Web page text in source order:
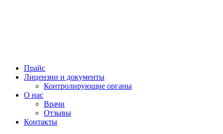
Прайс
Лицензии и документы
Контролирующие органы
О нас
Врачи
Отзывы
Контакты